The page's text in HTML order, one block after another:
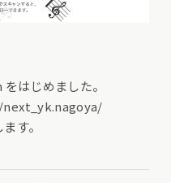
はじめました。
す。